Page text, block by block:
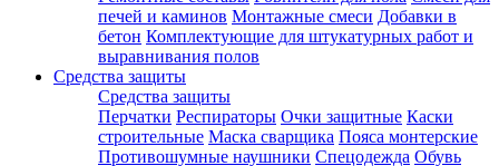
печей и каминов Монтажные смеси Добавки в
бетон Комплектующие для штукатурных работ и
выравнивания полов
Средства защиты
Средства защиты
Перчатки Респираторы Очки защитные Каски
строительные Маска сварщика Пояса монтерские
Противошумные наушники Спецодежда Обувь